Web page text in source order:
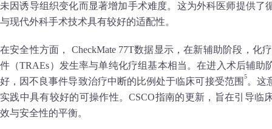
未因诱导组织变化而显著增加手术难度。这为外科医师提供了
与现代外科手术技术具有较好的适配性。
在安全性方面， CheckMate 77T数据显示，在新辅助阶段，化
件（TRAEs）发生率与单纯化疗组基本相当。在进入术后辅助
好，因不良事件导致治疗中断的比例处于临床可接受范围 5。这
实践中具有较好的可操作性。CSCO指南的更新，旨在引导临
效与安全性的平衡。